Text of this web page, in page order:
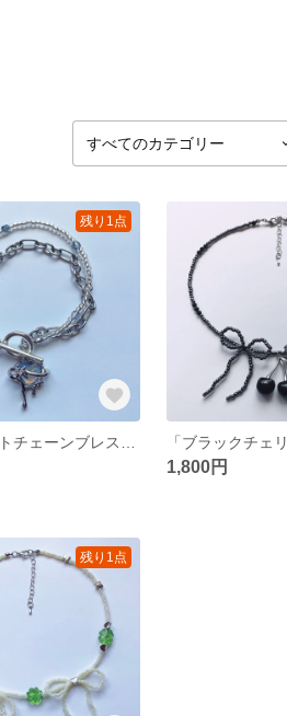
残り1点
1,800円
残り1点